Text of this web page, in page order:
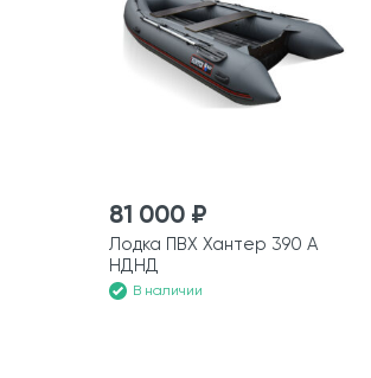
81 000 ₽
Лодка ПВХ Хантер 390 А
НДНД
В наличии